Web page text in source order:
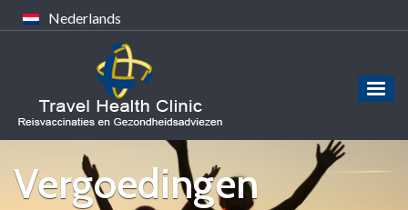
Nederlands
Vergoedingen